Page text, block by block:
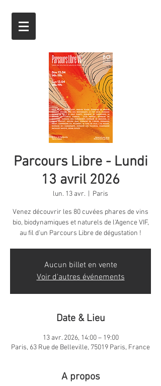
Parcours Libre - Lundi
13 avril 2026
lun. 13 avr. Paris
Venez découvrir les 80 cuvées phares de vins
bio, biodynamiques et naturels de l'Agence VIF,
Aucun billet en vente
Voir d'autres événements
Date & Lieu
13 avr. 2026, 14:00 – 19:00
Paris, 63 Rue de Belleville, 75019 Paris, France
A propos